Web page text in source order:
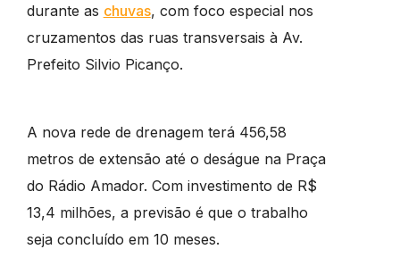
durante as chuvas, com foco especial nos
cruzamentos das ruas transversais à Av.
Prefeito Silvio Picanço.
A nova rede de drenagem terá 456,58
metros de extensão até o deságue na Praça
do Rádio Amador. Com investimento de R$
13,4 milhões, a previsão é que o trabalho
seja concluído em 10 meses.